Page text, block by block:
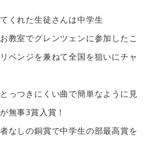
くれた生徒さんは中学生
教室でグレンツェンに参加したこ
ベンジを兼ねて全国を狙いにチャ
っつきにくい曲で簡単なように見
無事3賞入賞！
なしの銅賞で中学生の部最高賞を